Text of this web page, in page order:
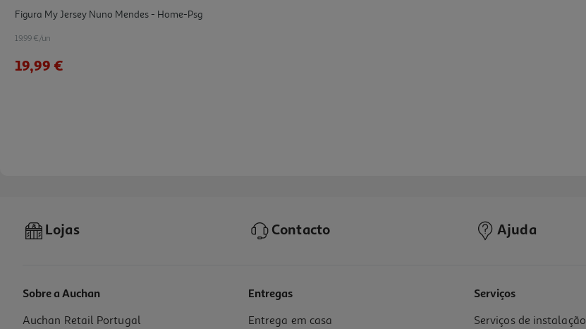
Figura My Jersey Nuno Mendes - Home-Psg
19.99 €/un
19,99 €
Figura My Jersey Desire Doue - Home - Psg
Lojas Contacto Ajuda
Sobre a Auchan
Auchan Retail Portugal
Entregas
Entrega em casa
Serviços
Serviços de instalação